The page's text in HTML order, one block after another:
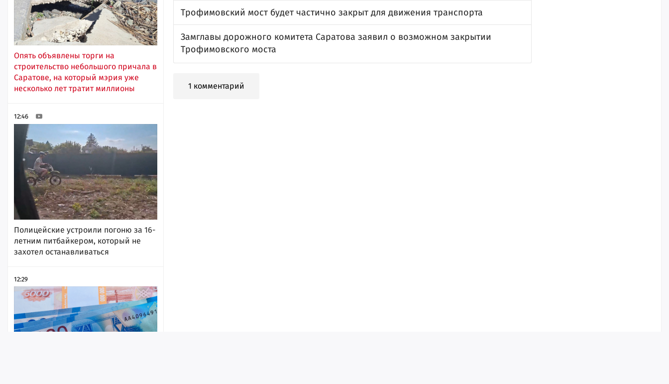
Опять объявлены торги на
строительство небольшого причала в
Саратове, на который мэрия уже
несколько лет тратит миллионы
12:46
Полицейские устроили погоню за 16-
летним питбайкером, который не
захотел останавливаться
12:29
Трофимовский мост будет частично закрыт для движения транспорта
Замглавы дорожного комитета Саратова заявил о возможном закрытии
Трофимовского моста
1 комментарий